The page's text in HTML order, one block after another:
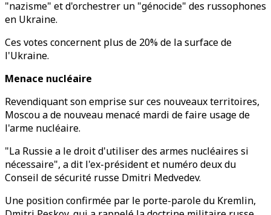
"nazisme" et d'orchestrer un "génocide" des russophones
en Ukraine.
Ces votes concernent plus de 20% de la surface de
l'Ukraine.
Menace nucléaire
Revendiquant son emprise sur ces nouveaux territoires,
Moscou a de nouveau menacé mardi de faire usage de
l'arme nucléaire.
"La Russie a le droit d'utiliser des armes nucléaires si
nécessaire", a dit l'ex-président et numéro deux du
Conseil de sécurité russe Dmitri Medvedev.
Une position confirmée par le porte-parole du Kremlin,